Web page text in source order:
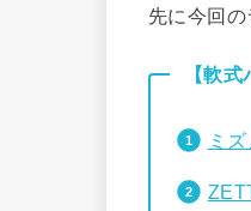
先に今回の
【軟
ミ